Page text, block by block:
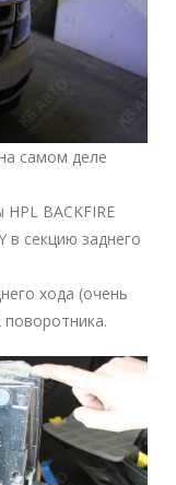
самом деле
BACKFIRE
в секцию заднего
хода (очень